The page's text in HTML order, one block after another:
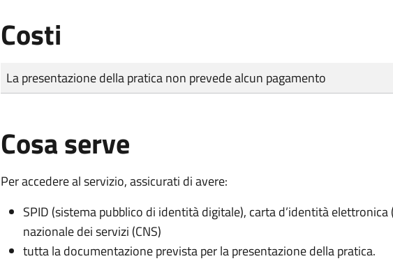
Costi
Tipo di pagamento
Importo
La presentazione della pratica non prevede alcun pagamento
Cosa serve
Per accedere al servizio, assicurati di avere:
SPID (sistema pubblico di identità digitale), carta d’identità elettronica
nazionale dei servizi (CNS)
tutta la documentazione prevista per la presentazione della pratica.